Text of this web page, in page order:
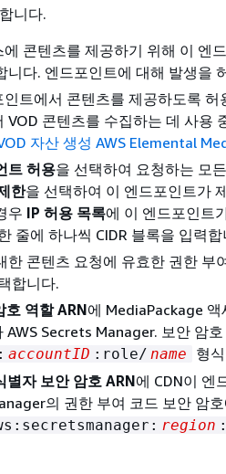
니다.
콘텐츠를 제공하기 위해 이 엔
니다. 엔드포인트에 대해 발생을
트에서 콘텐츠를 제공하도록
VOD 콘텐츠를 수집하는 데 사용
자산 생성 AWS Elemental
트 허용을 선택하여 요청하는 모
한을 선택하여 이 엔드포인트가
우 IP 허용 목록에 이 엔드포인트
줄에 하나씩 CIDR 블록을 입력합
한 콘텐츠 요청에 유효한 권한 부
합니다.
호 역할 ARN에 MediaPackage
AWS Secrets Manager. 보안 암호
accountID :role/ name
형
별자 보안 암호 ARN에 CDN이 엔
의 권한 부여 코드 보안 암
region :